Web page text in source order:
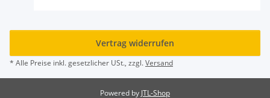
Vertrag widerrufen
* Alle Preise inkl. gesetzlicher USt., zzgl.Versand
Powered by JTL-Shop